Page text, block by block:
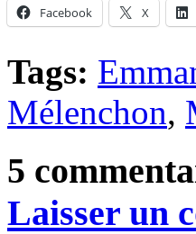
Facebook X
Tags:
Mélenchon,
5
Laisser un